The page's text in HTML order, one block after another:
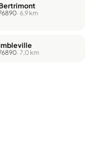
· 6,9 km
· 7,0 km